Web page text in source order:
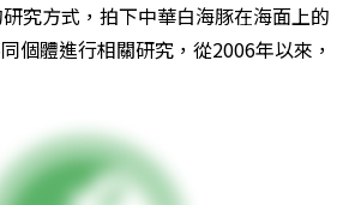
究方式，拍下中華白海豚在海面上的
個體進行相關研究，從2006年以來，